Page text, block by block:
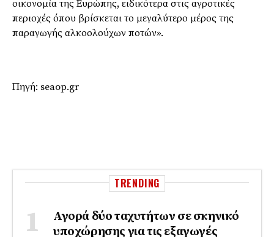
οικονομία της Ευρώπης, ειδικότερα στις αγροτικές
περιοχές όπου βρίσκεται το μεγαλύτερο μέρος της
παραγωγής αλκοολούχων ποτών».
Πηγή: seaop.gr
TRENDING
Αγορά δύο ταχυτήτων σε σκηνικό
υποχώρησης για τις εξαγωγές